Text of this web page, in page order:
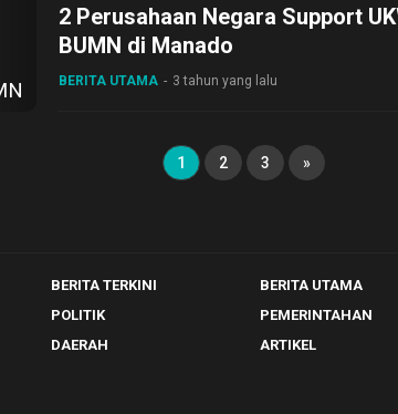
2 Perusahaan Negara Support
BUMN di Manado
BERITA UTAMA 3 tahun yang lalu
1 2 3 »
BERITA TERKINI BERITA UTAMA
POLITIK PEMERINTAHAN
DAERAH ARTIKEL